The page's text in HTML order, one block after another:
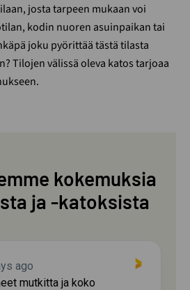
josta tarpeen mukaan voi
kodin nuoren asuinpaikan tai
joku pyörittää tästä tilasta
Tilojen välissä oleva katos tarjoaa
.
kokemuksia
ja -katoksista
ago
mutkitta ja koko